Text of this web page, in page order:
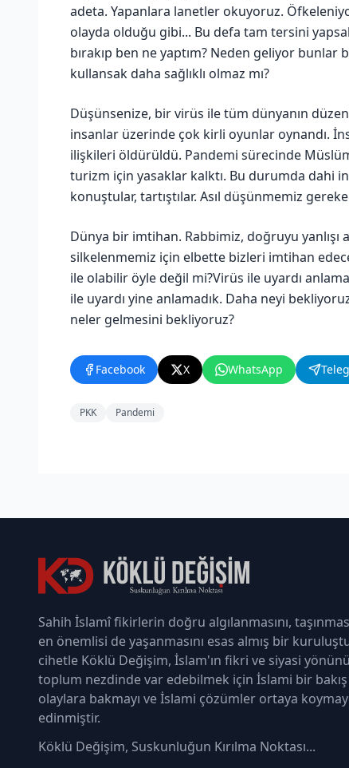
adeta. Yapanlara lanetler okuyoruz.
olayda olduğu gibi... Bu defa tam tersini
bırakıp ben ne yaptım? Neden geliyor bunlar
kullansak daha sağlıklı olmaz mı?
Düşünsenize, bir virüs ile tüm dünyanın
insanlar üzerinde çok kirli oyunlar oynandı.
ilişkileri öldürüldü. Pandemi sürecinde
turizm için yasaklar kalktı. Bu durumda dahi
konuştular, tartıştılar. Asıl düşünmemiz
Dünya bir imtihan. Rabbimiz, doğruyu yanlışı
silkelenmemiz için elbette bizleri imtihan
ile olabilir öyle değil mi?Virüs ile uyardı
ile uyardı yine anlamadık. Daha neyi
neler gelmesini bekliyoruz?
Facebook X WhatsApp
PKK Pandemi
Sahih İslamî fikirlerin doğru algılanmasını,
en önemlisi de yaşanmasını esas almış bir
cihetle Köklü Değişim, İslam'ın fikri ve siyasi yönünü
toplum nezdinde var edebilmek için İslami bir bakış
olaylara bakmayı ve İslami çözümler ortaya
edinmiştir.
Köklü Değişim, Suskunluğun Kırılma Noktası...